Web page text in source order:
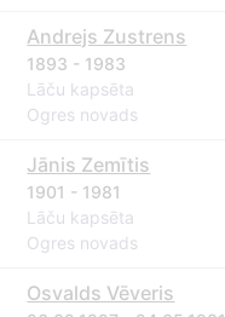
Andrejs Zustrens
1893 - 1983
Lāču kapsēta
Ogres novads
Jānis Zemītis
1901 - 1981
Lāču kapsēta
Ogres novads
Osvalds Vēveris